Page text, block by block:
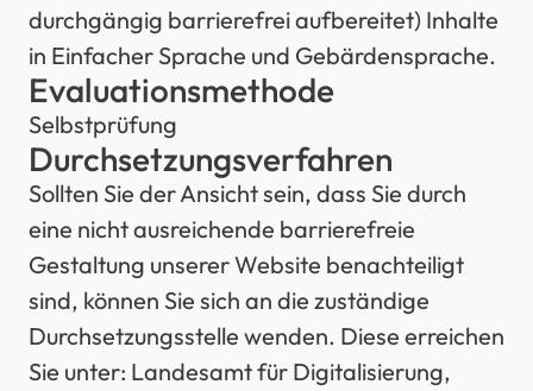
durchgängig barrierefrei aufbereitet) Inhalte
in Einfacher Sprache und Gebärdensprache.
Evaluationsmethode
Selbstprüfung
Durchsetzungsverfahren
Sollten Sie der Ansicht sein, dass Sie durch
eine nicht ausreichende barrierefreie
Gestaltung unserer Website benachteiligt
sind, können Sie sich an die zuständige
Durchsetzungsstelle wenden. Diese erreichen
Sie unter: Landesamt für Digitalisierung,